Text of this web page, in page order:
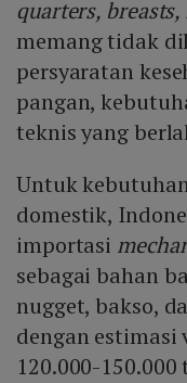
quarters, breasts,
memang tidak
persyaratan
pangan,
teknis yang
Untuk
domestik,
importasi
sebagai bahan
nugget, bakso,
dengan
120.000-